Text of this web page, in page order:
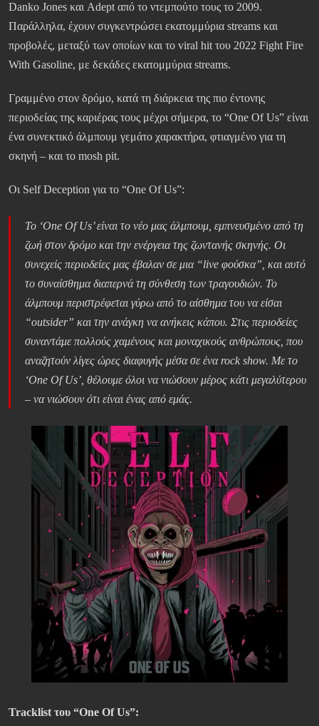
Danko Jones και Adept από το ντεμπούτο τους το 2009.
Παράλληλα, έχουν συγκεντρώσει εκατομμύρια streams και
προβολές, μεταξύ των οποίων και το viral hit του 2022 Fight Fire
With Gasoline, με δεκάδες εκατομμύρια streams.
Γραμμένο στον δρόμο, κατά τη διάρκεια της πιο έντονης
περιοδείας της καριέρας τους μέχρι σήμερα, το “One Of Us” είναι
ένα συνεκτικό άλμπουμ γεμάτο χαρακτήρα, φτιαγμένο για τη
σκηνή – και το mosh pit.
Οι Self Deception για το “One Of Us”:
Το ‘One Of Us’ είναι το νέο μας άλμπουμ, εμπνευσμένο από τη
ζωή στον δρόμο και την ενέργεια της ζωντανής σκηνής. Οι
συνεχείς περιοδείες μας έβαλαν σε μια “live φούσκα”, και αυτό
το συναίσθημα διαπερνά τη σύνθεση των τραγουδιών. Το
άλμπουμ περιστρέφεται γύρω από το αίσθημα του να είσαι
“outsider” και την ανάγκη να ανήκεις κάπου. Στις περιοδείες
συναντάμε πολλούς χαμένους και μοναχικούς ανθρώπους, που
αναζητούν λίγες ώρες διαφυγής μέσα σε ένα rock show. Με το
‘One Of Us’, θέλουμε όλοι να νιώσουν μέρος κάτι μεγαλύτερου
– να νιώσουν ότι είναι ένας από εμάς.
Tracklist του “One Of Us”: